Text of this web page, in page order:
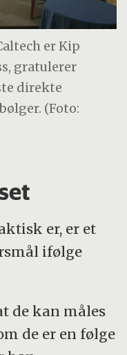
er Kip
gratulerer
direkte
(Foto:
er, er et
ifølge
de kan måles
de er en følge